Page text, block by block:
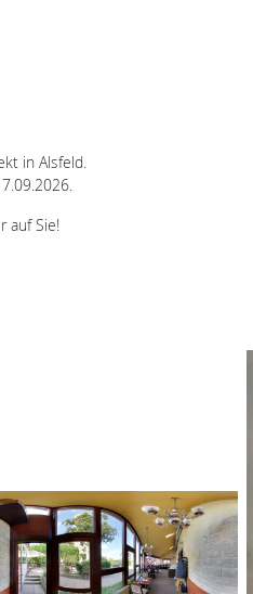
in Alsfeld.
auf Sie!